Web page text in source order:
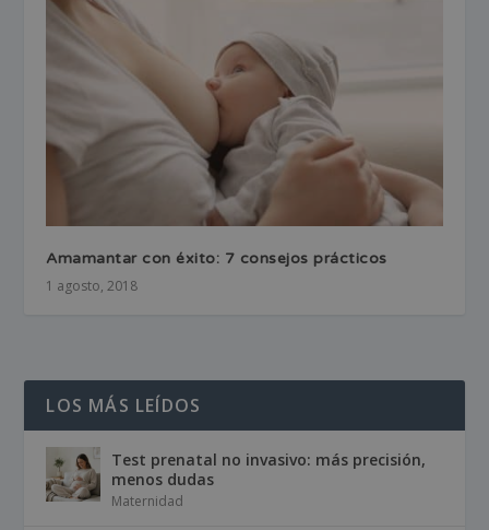
Amamantar con éxito: 7 consejos prácticos
1 agosto, 2018
LOS MÁS LEÍDOS
Test prenatal no invasivo: más precisión,
menos dudas
Maternidad